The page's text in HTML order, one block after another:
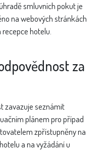
smluvních pokut je
na webových stránkách
hotelu.
za
zavazuje seznámit
plánem pro případ
zpřístupněny na
a na vyžádání u